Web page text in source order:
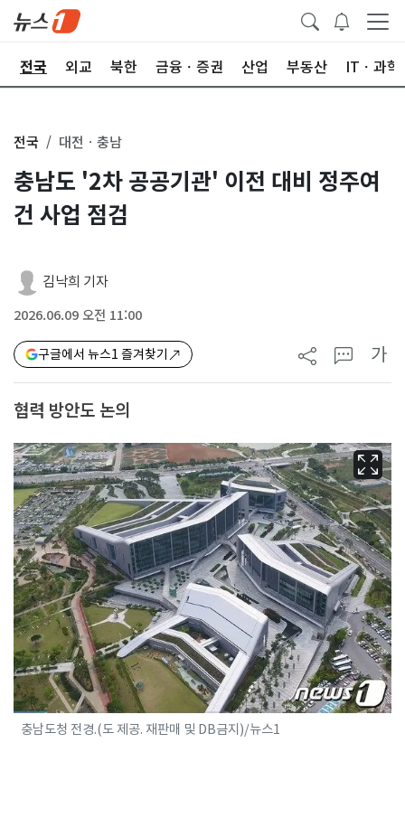
전국 외교 북한 금융ㆍ증권 산업 부동산 ITㆍ과학
전국 대전ㆍ충남
충남도 '2차 공공기관' 이전 대비 정주여
건 사업 점검
김낙희 기자
2026.06.09 오전 11:00
구글에서 뉴스1 즐겨찾기 가
협력 방안도 논의
충남도청 전경.(도 제공. 재판매 및 DB금지)/뉴스1